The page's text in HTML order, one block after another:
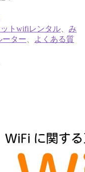
トwifiレンタル
み
ーター
よくある質